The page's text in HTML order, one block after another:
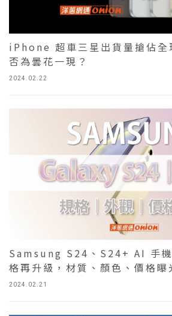
2024.02.22
iPhone 超車三星出貨量搶佔全
否為曇花一現？
2024.02.21
Samsung S24、S24+ AI 手機
格再升級，材質、顏色、價格曝